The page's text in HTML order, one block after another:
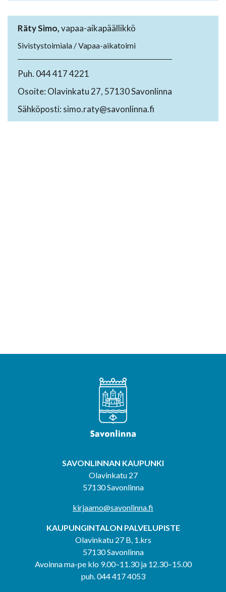
Räty Simo,vapaa-aikapäällikkö
Sivistystoimiala / Vapaa-aikatoimi
Puh. 044 417 4221
Osoite: Olavinkatu 27, 57130 Savonlinna
Sähköposti: simo.raty@savonlinna.fi
SAVONLINNAN KAUPUNKI
Olavinkatu 27
57130 Savonlinna
kirjaamo@savonlinna.fi
KAUPUNGINTALON PALVELUPISTE
Olavinkatu 27 B, 1.krs
57130 Savonlinna
Avoinna ma-pe klo 9.00–11.30 ja 12.30–15.00
puh. 044 417 4053